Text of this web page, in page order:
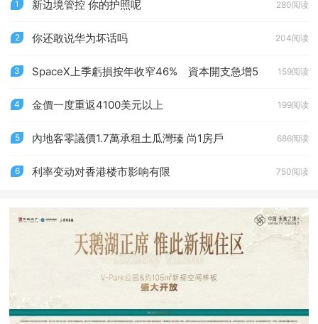
1 280阅读
新边境管控 你的护照呢
2 204阅读
你还敢说华为坏话吗
3 159阅读
SpaceX上季虧損按年收窄46% 資本開支急增5
4 199阅读
金價一度重返4100美元以上
5 686阅读
內地客零議價1.7萬承租土瓜灣瑧 尚1房戶
6 750阅读
利率变动对香港楼市影响有限